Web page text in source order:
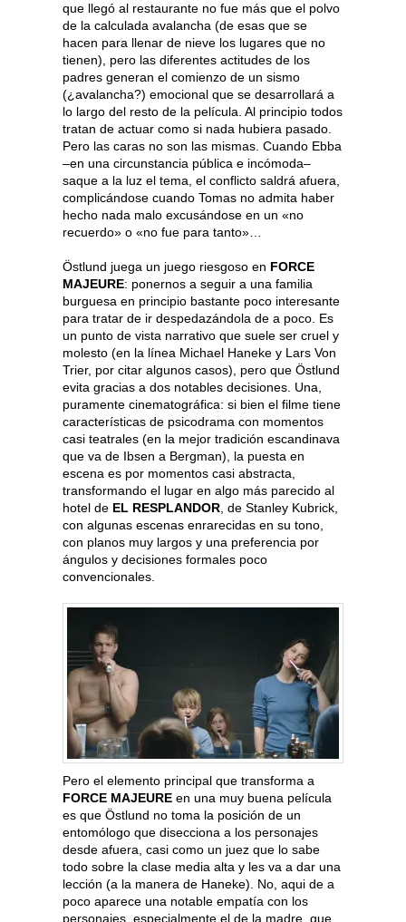
que llegó al restaurante no fue más que el polvo
de la calculada avalancha (de esas que se
hacen para llenar de nieve los lugares que no
tienen), pero las diferentes actitudes de los
padres generan el comienzo de un sismo
(¿avalancha?) emocional que se desarrollará a
lo largo del resto de la película. Al principio todos
tratan de actuar como si nada hubiera pasado.
Pero las caras no son las mismas. Cuando Ebba
–en una circunstancia pública e incómoda–
saque a la luz el tema, el conflicto saldrá afuera,
complicándose cuando Tomas no admita haber
hecho nada malo excusándose en un «no
recuerdo» o «no fue para tanto»…
Östlund juega un juego riesgoso en FORCE
MAJEURE: ponernos a seguir a una familia
burguesa en principio bastante poco interesante
para tratar de ir despedazándola de a poco. Es
un punto de vista narrativo que suele ser cruel y
molesto (en la línea Michael Haneke y Lars Von
Trier, por citar algunos casos), pero que Östlund
evita gracias a dos notables decisiones. Una,
puramente cinematográfica: si bien el filme tiene
características de psicodrama con momentos
casi teatrales (en la mejor tradición escandinava
que va de Ibsen a Bergman), la puesta en
escena es por momentos casi abstracta,
transformando el lugar en algo más parecido al
hotel de EL RESPLANDOR , de Stanley Kubrick,
con algunas escenas enrarecidas en su tono,
con planos muy largos y una preferencia por
ángulos y decisiones formales poco
convencionales.
Pero el elemento principal que transforma a
FORCE MAJEURE en una muy buena película
es que Östlund no toma la posición de un
entomólogo que disecciona a los personajes
desde afuera, casi como un juez que lo sabe
todo sobre la clase media alta y les va a dar una
lección (a la manera de Haneke). No, aqui de a
poco aparece una notable empatía con los
personajes, especialmente el de la madre, que